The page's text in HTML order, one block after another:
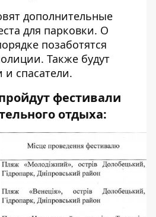
дополнительные
для парковки. О
позаботятся
Также будут
спасатели.
фестивали
отдыха: